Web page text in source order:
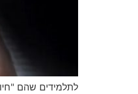
לתלמידים שהם